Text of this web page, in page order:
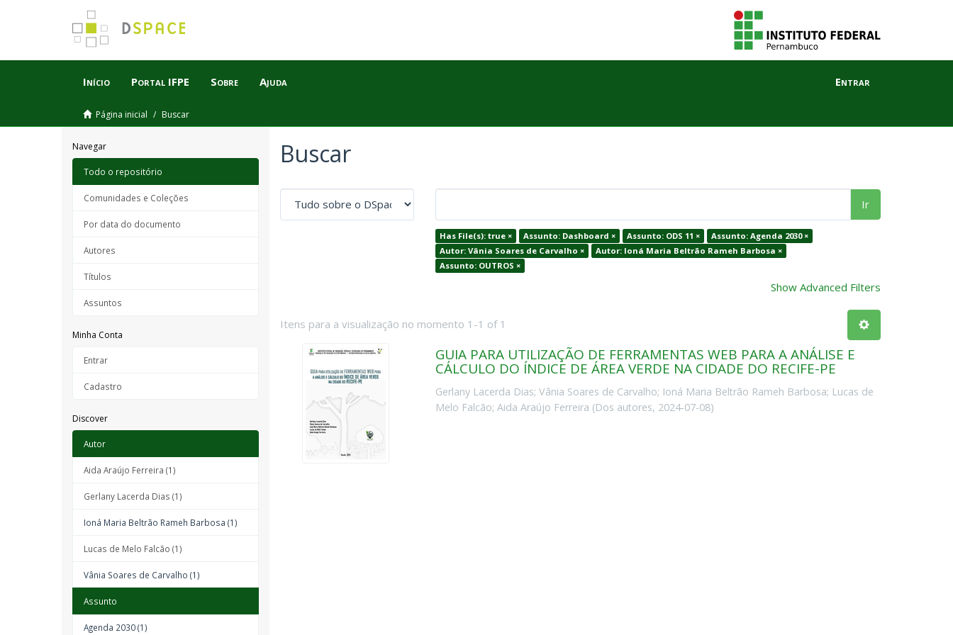
Início Portal IFPE Sobre Ajuda Entrar
Página inicial Buscar
Navegar
Todo o repositório
Comunidades e Coleções
Por data do documento
Autores
Títulos
Assuntos
Minha Conta
Entrar
Cadastro
Discover
Autor
Aida Araújo Ferreira (1)
Gerlany Lacerda Dias (1)
Ioná Maria Beltrão Rameh Barbosa (1)
Lucas de Melo Falcão (1)
Vânia Soares de Carvalho (1)
Assunto
Agenda 2030 (1)
Buscar
Ir
Has File(s): true × Assunto: Dashboard × Assunto: ODS 11 ×
Assunto: Agenda 2030 ×
Autor: Vânia Soares de Carvalho ×
Autor: Ioná Maria Beltrão Rameh Barbosa ×
Assunto: OUTROS ×
Show Advanced Filters
Itens para a visualização no momento 1-1 of 1
GUIA PARA UTILIZAÇÃO DE FERRAMENTAS WEB PARA A ANÁLISE E
CÁLCULO DO ÍNDICE DE ÁREA VERDE NA CIDADE DO RECIFE-PE
Gerlany Lacerda Dias; Vânia Soares de Carvalho; Ioná Maria Beltrão Rameh Barbosa; Lucas de
Melo Falcão; Aida Araújo Ferreira (Dos autores, 2024-07-08)